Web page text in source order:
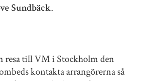
Sundbäck.
resa till VM i Stockholm den
kontakta arrangörerna så